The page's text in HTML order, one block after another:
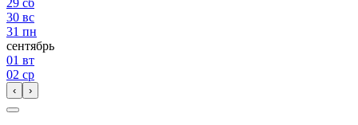
29 сб
30 вс
31 пн
сентябрь
01 вт
02 ср
‹ ›